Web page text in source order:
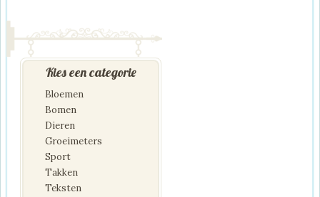
Kies een categorie
Bloemen
Bomen
Dieren
Groeimeters
Sport
Takken
Teksten